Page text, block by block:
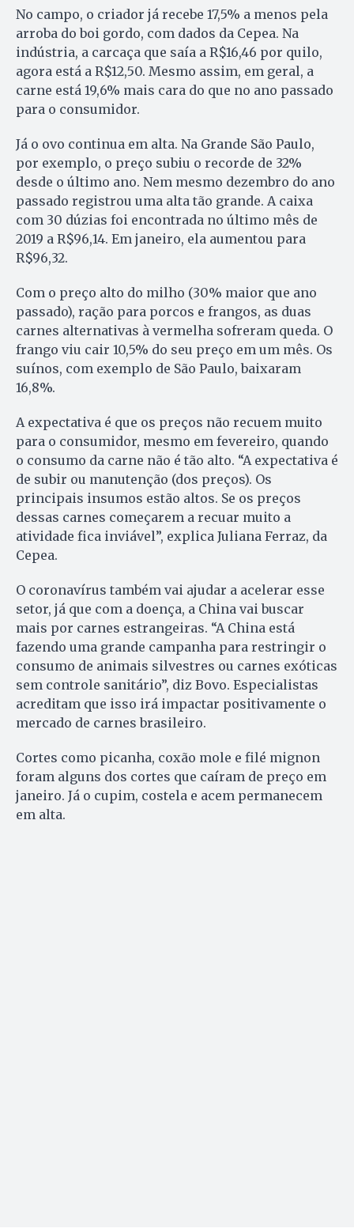
No campo, o criador já recebe 17,5% a menos pela
arroba do boi gordo, com dados da Cepea. Na
indústria, a carcaça que saía a R$16,46 por quilo,
agora está a R$12,50. Mesmo assim, em geral, a
carne está 19,6% mais cara do que no ano passado
para o consumidor.
Já o ovo continua em alta. Na Grande São Paulo,
por exemplo, o preço subiu o recorde de 32%
desde o último ano. Nem mesmo dezembro do ano
passado registrou uma alta tão grande. A caixa
com 30 dúzias foi encontrada no último mês de
2019 a R$96,14. Em janeiro, ela aumentou para
R$96,32.
Com o preço alto do milho (30% maior que ano
passado), ração para porcos e frangos, as duas
carnes alternativas à vermelha sofreram queda. O
frango viu cair 10,5% do seu preço em um mês. Os
suínos, com exemplo de São Paulo, baixaram
16,8%.
A expectativa é que os preços não recuem muito
para o consumidor, mesmo em fevereiro, quando
o consumo da carne não é tão alto. “A expectativa é
de subir ou manutenção (dos preços). Os
principais insumos estão altos. Se os preços
dessas carnes começarem a recuar muito a
atividade fica inviável”, explica Juliana Ferraz, da
Cepea.
O coronavírus também vai ajudar a acelerar esse
setor, já que com a doença, a China vai buscar
mais por carnes estrangeiras. “A China está
fazendo uma grande campanha para restringir o
consumo de animais silvestres ou carnes exóticas
sem controle sanitário”, diz Bovo. Especialistas
acreditam que isso irá impactar positivamente o
mercado de carnes brasileiro.
Cortes como picanha, coxão mole e filé mignon
foram alguns dos cortes que caíram de preço em
janeiro. Já o cupim, costela e acem permanecem
em alta.